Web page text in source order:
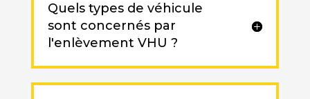
Quels types de véhicule
sont concernés par
l'enlèvement VHU ?